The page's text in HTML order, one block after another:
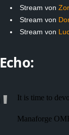
Stream von
Stream von
Stream von
Echo:
It is time to
Manaforge